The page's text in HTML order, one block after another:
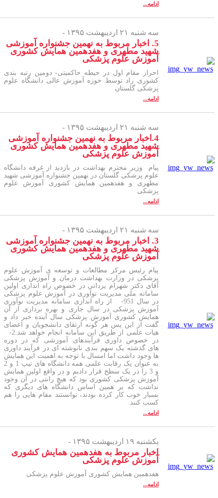
ادامه...
سه شنبه ۲۱ اردیبهشت ۱۳۹۵ -
5. اخبار مربوط به نهمین جشنواره آموزشی
شهید مطهری و هفدهمین همایش کشوری
آموزش علوم پزشکی
احراز مقام اول در حیطه حاکمیتی- دومین رتبه بندی
کشوری راد توسط حوزه آموزش عالی دانشگاه علوم
پزشکی گلستان
ادامه...
سه شنبه ۲۱ اردیبهشت ۱۳۹۵ -
4.اخبار مربوط به نهمین جشنواره آموزشی
شهید مطهری و هفدهمین همایش کشوری
آموزش علوم پزشکی
پیام وزیر محترم بهداشت در بازدید از غرفه دانشگاه
علوم پزشکی گلستان در نهمین جشنواره آموزشی شهید
مطهری و هفدهمین همایش کشوری آموزش علوم
پزشکی
ادامه...
سه شنبه ۲۱ اردیبهشت ۱۳۹۵ -
3. اخبار مربوط به نهمین جشنواره آموزشی
شهید مطهری و هفدهمین همایش کشوری
آموزش علوم پزشکی
پیام رئیس مرکز مطالعات و توسعه ی آموزش علوم
پزشکی در وزارت بهداشت درمان و آموزش پزشکی
آقای دکتر شهرام یزدانی در خصوص راه اندازی اولین
سامانه ملی مدیریت نوآوری در آموزش علوم پزشکی
در سال 951- از راه اندازی سامانه مدیریت نوآوری
آموزش پزشکی در سال جاری و بهره برداری از آن
همایش کشوری آموزش پزشکی سال آینده خبر داد و
گفت از این پس هر گونه ارتقای دانشجویان و اعضای
هیات علمی از طریق این سامانه انجام خواهد شد.2-
در خصوص داوری فرآیندهای آموزشی که در دوره
های گذشته یک سهم بندی نانوشته ای در فرآیند داوری
ها وجود داشت اما امسال با توجه به اهمیت این همایش
به عنوان یک رقابت علمی همه دانشگاه های تیپ 1 و 2
و 3 را در یک سطح قرار دادیم و در واقع اولین همایش
آموزش پزشکی کشوری بود که هیچ رانتی در آن وجود
نداشت که بر همین اساس دانشگاه های دیگری که
بسیار خوب کار کرده بودند، توانستند مقام هایی را هم
کسب کنند.
ادامه...
یکشنبه ۱۹ اردیبهشت ۱۳۹۵ -
اخبار مربوط به هفدهمین همایش کشوری
آموزش علوم پزشکی
هفدهمین همایش کشوری آموزش علوم پزشکی
ادامه...